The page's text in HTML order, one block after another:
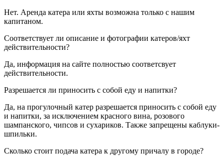
Нет. Аренда катера или яхты возможна только с нашим
капитаном.
Соответствует ли описание и фотографии катеров/яхт
действительности?
Да, информация на сайте полностью соответсвует
действительности.
Разрешается ли приносить с собой еду и напитки?
Да, на прогулочный катер разрешается приносить с собой еду
и напитки, за исключением красного вина, розового
шампанского, чипсов и сухариков. Также запрещены каблуки-
шпильки.
Сколько стоит подача катера к другому причалу в городе?